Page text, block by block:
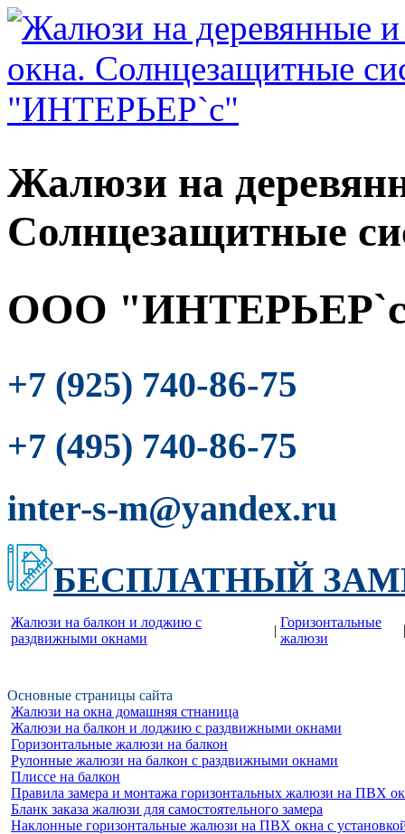
Жалюзи на
Солнцезащитные
ООО
+7 (925) 740-86-75
+7 (495) 740-86-75
inter-s-m@yandex.ru
БЕСПЛАТНЫЙ
Жалюзи на балкон и лоджию c
раздвижными окнами
|
Горизонтальные
жалюзи
|
Основные страницы сайта
Жалюзи на окна домашняя стнаница
Жалюзи на балкон и лоджию c раздвижными окнами
Горизонтальные жалюзи на балкон
Рулонные жалюзи на балкон с раздвижными окнами
Плиссе на балкон
Правила замера и монтажа горизонтальных жалюзи на ПВХ
Бланк заказа жалюзи для самостоятельного замера
Наклонные горизонтальные жалюзи на ПВХ окна с